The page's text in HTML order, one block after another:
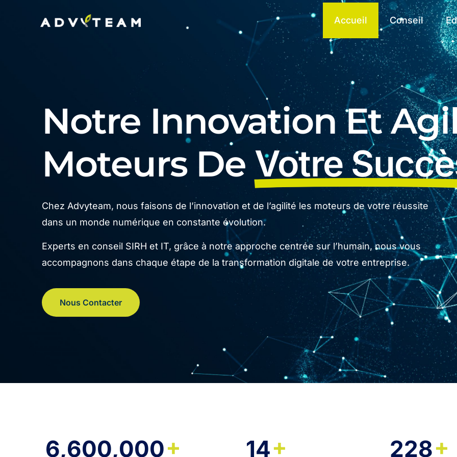
Accueil Conseil
Notre Innovation Et
Moteurs De Votre
Chez Advyteam, nous faisons de l’innovation et de l’agilité les moteurs de votre réussite
dans un monde numérique en constante évolution.
Experts en conseil SIRH et IT, grâce à notre approche centrée sur l’humain, nous vous
accompagnons dans chaque étape de la transformation digitale de votre entreprise.
Nous Contacter
6,600,000+ 14+ 228+